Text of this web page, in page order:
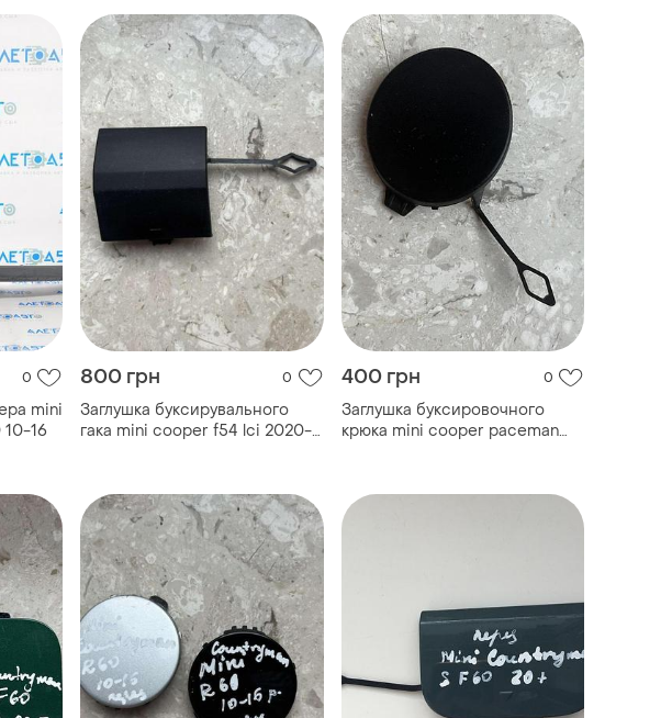
0
mini
16
800 грн 0
Заглушка буксирувального
гака mini cooper f54 lci 2020-
400 грн 0
Заглушка буксировочного
крюка mini cooper paceman